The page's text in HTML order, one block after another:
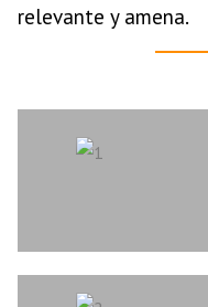
relevante y amena.